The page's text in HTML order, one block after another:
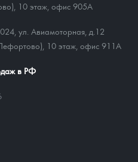
10 этаж, офис 905А
ул. Авиамоторная, д.12
10 этаж, офис 911А
в РФ